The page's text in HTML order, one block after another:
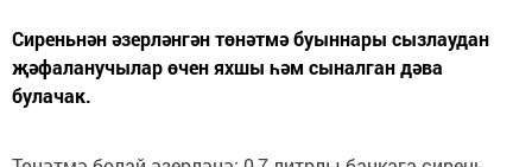
Сиреньнән әзерләнгән төнәтмә буыннары сызлаудан
җәфаланучылар өчен яхшы һәм сыналган дәва
булачак.